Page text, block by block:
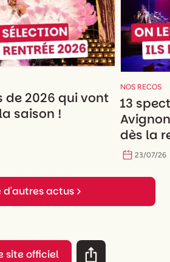
de 2026 qui vont
saison !
NOS RECOS
13
dès la
23/07/26
d'autres actus
site officiel